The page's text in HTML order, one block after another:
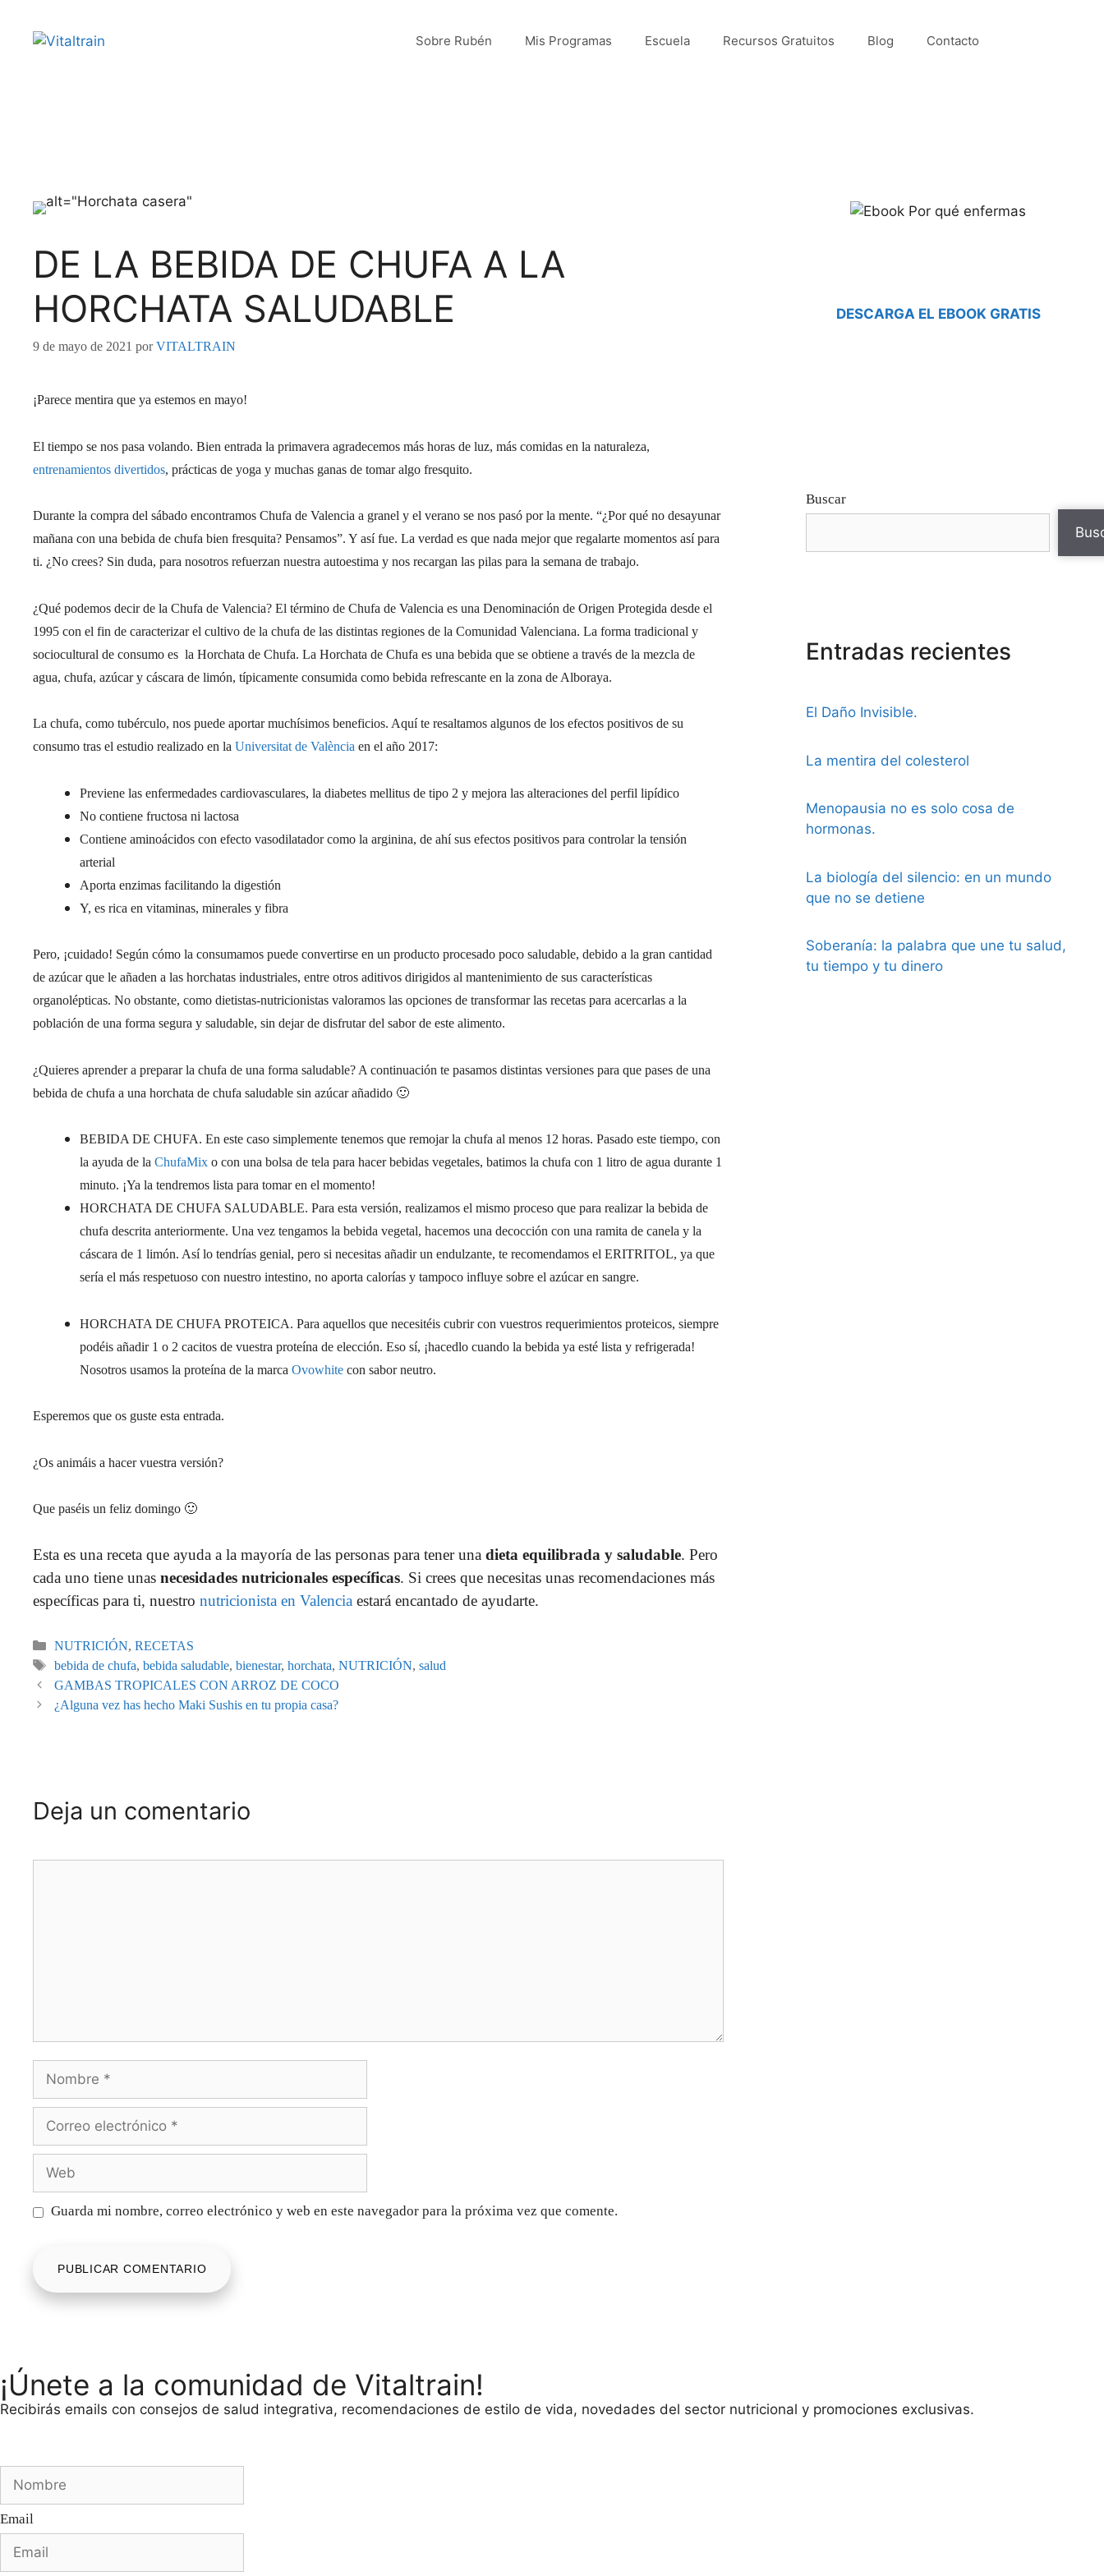
Sobre Rubén Mis Programas Escuela Recursos Gratuitos Blog Contacto
DE LA BEBIDA DE CHUFA A LA
HORCHATA SALUDABLE
9 de mayo de 2021 porVITALTRAIN
¡Parece mentira que ya estemos en mayo!
El tiempo se nos pasa volando. Bien entrada la primavera agradecemos más horas de luz, más comidas en la naturaleza,
entrenamientos divertidos, prácticas de yoga y muchas ganas de tomar algo fresquito.
Durante la compra del sábado encontramos Chufa de Valencia a granel y el verano se nos pasó por la mente. “¿Por qué no desayunar
mañana con una bebida de chufa bien fresquita? Pensamos”. Y así fue. La verdad es que nada mejor que regalarte momentos así para
ti. ¿No crees? Sin duda, para nosotros refuerzan nuestra autoestima y nos recargan las pilas para la semana de trabajo.
¿Qué podemos decir de la Chufa de Valencia? El término de Chufa de Valencia es una Denominación de Origen Protegida desde el
1995 con el fin de caracterizar el cultivo de la chufa de las distintas regiones de la Comunidad Valenciana. La forma tradicional y
sociocultural de consumo es la Horchata de Chufa. La Horchata de Chufa es una bebida que se obtiene a través de la mezcla de
agua, chufa, azúcar y cáscara de limón, típicamente consumida como bebida refrescante en la zona de Alboraya.
La chufa, como tubérculo, nos puede aportar muchísimos beneficios. Aquí te resaltamos algunos de los efectos positivos de su
consumo tras el estudio realizado en la Universitat de València en el año 2017:
Previene las enfermedades cardiovasculares, la diabetes mellitus de tipo 2 y mejora las alteraciones del perfil lipídico
No contiene fructosa ni lactosa
Contiene aminoácidos con efecto vasodilatador como la arginina, de ahí sus efectos positivos para controlar la tensión
arterial
Aporta enzimas facilitando la digestión
Y, es rica en vitaminas, minerales y fibra
Pero, ¡cuidado! Según cómo la consumamos puede convertirse en un producto procesado poco saludable, debido a la gran cantidad
de azúcar que le añaden a las horchatas industriales, entre otros aditivos dirigidos al mantenimiento de sus características
organolépticas. No obstante, como dietistas-nutricionistas valoramos las opciones de transformar las recetas para acercarlas a la
población de una forma segura y saludable, sin dejar de disfrutar del sabor de este alimento.
¿Quieres aprender a preparar la chufa de una forma saludable? A continuación te pasamos distintas versiones para que pases de una
bebida de chufa a una horchata de chufa saludable sin azúcar añadido 🙂
BEBIDA DE CHUFA. En este caso simplemente tenemos que remojar la chufa al menos 12 horas. Pasado este tiempo, con
la ayuda de la ChufaMix o con una bolsa de tela para hacer bebidas vegetales, batimos la chufa con 1 litro de agua durante 1
minuto. ¡Ya la tendremos lista para tomar en el momento!
HORCHATA DE CHUFA SALUDABLE. Para esta versión, realizamos el mismo proceso que para realizar la bebida de
chufa descrita anteriormente. Una vez tengamos la bebida vegetal, hacemos una decocción con una ramita de canela y la
cáscara de 1 limón. Así lo tendrías genial, pero si necesitas añadir un endulzante, te recomendamos el ERITRITOL, ya que
sería el más respetuoso con nuestro intestino, no aporta calorías y tampoco influye sobre el azúcar en sangre.
HORCHATA DE CHUFA PROTEICA. Para aquellos que necesitéis cubrir con vuestros requerimientos proteicos, siempre
podéis añadir 1 o 2 cacitos de vuestra proteína de elección. Eso sí, ¡hacedlo cuando la bebida ya esté lista y refrigerada!
Nosotros usamos la proteína de la marca Ovowhite con sabor neutro.
Esperemos que os guste esta entrada.
¿Os animáis a hacer vuestra versión?
Que paséis un feliz domingo 🙂
Esta es una receta que ayuda a la mayoría de las personas para tener una dieta equilibrada y saludable. Pero
cada uno tiene unas necesidades nutricionales específicas. Si crees que necesitas unas recomendaciones más
específicas para ti, nuestro nutricionista en Valencia estará encantado de ayudarte.
NUTRICIÓN, RECETAS
bebida de chufa, bebida saludable, bienestar, horchata, NUTRICIÓN, salud
GAMBAS TROPICALES CON ARROZ DE COCO
¿Alguna vez has hecho Maki Sushis en tu propia casa?
Deja un comentario
Guarda mi nombre, correo electrónico y web en este navegador para la próxima vez que comente.
DESCARGA EL EBOOK GRATIS
Buscar
Entradas recientes
El Daño Invisible.
La mentira del colesterol
Menopausia no es solo cosa de
hormonas.
La biología del silencio: en un mundo
que no se detiene
Soberanía: la palabra que une tu salud,
tu tiempo y tu dinero
¡Únete a la comunidad de Vitaltrain!
Recibirás emails con consejos de salud integrativa, recomendaciones de estilo de vida, novedades del sector nutricional y promociones exclusivas.
Email